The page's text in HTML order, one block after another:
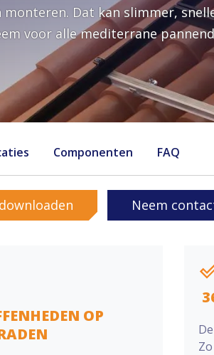
monteren. Dat kan slimmer,
voor alle mediterrane
Componenten FAQ
Neem
Wat is je
Land
OP